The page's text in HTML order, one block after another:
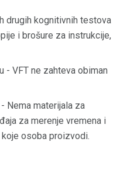
drugih kognitivnih testova
i brošure za instrukcije,
- VFT ne zahteva obiman
Nema materijala za
za merenje vremena i
osoba proizvodi.